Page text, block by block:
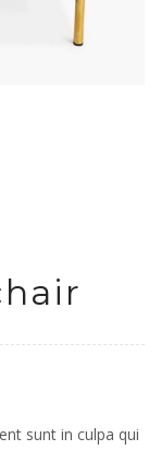
sunt in culpa qui